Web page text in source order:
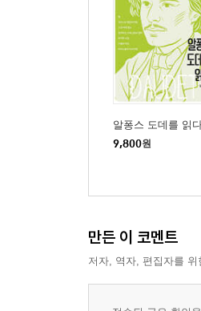
알퐁스 도데를 읽
9,800원
만든 이 코멘트
저자, 역자, 편집자를